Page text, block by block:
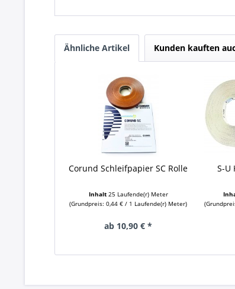
Ähnliche Artikel Kunden kauften
Corund Schleifpapier SC Rolle
Inhalt 25 Laufende(r) Meter
(Grundpreis: 0,44 € / 1 Laufende(r) Meter)
ab 10,90 € *
S-U